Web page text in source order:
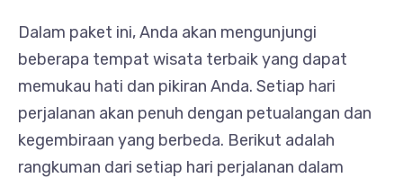
Dalam paket ini, Anda akan mengunjungi
beberapa tempat wisata terbaik yang dapat
memukau hati dan pikiran Anda. Setiap hari
perjalanan akan penuh dengan petualangan dan
kegembiraan yang berbeda. Berikut adalah
rangkuman dari setiap hari perjalanan dalam